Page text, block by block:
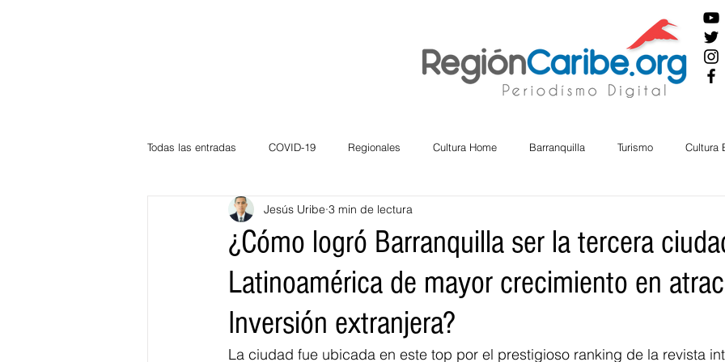
Todas las entradas COVID-19 Regionales Cultura Home Barranquilla Turismo Cultura
Atlántico La Guajira Cesar
Bloggeros Hermanos Mayores Economía RAP CARIBE Política
BIENESTAR
¿Cómo logró Barranquilla ser la tercera
Latinoamérica de mayor crecimiento en
Inversión extranjera?
Jesús Uribe 3 min de lectura
La ciudad fue ubicada en este top por el prestigioso ranking de la revista